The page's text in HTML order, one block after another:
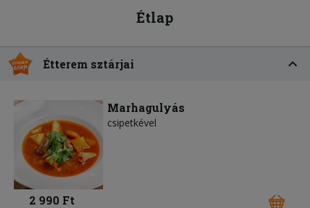
Étlap
Étterem sztárjai
Marhagulyás
csipetkével
2 990 Ft